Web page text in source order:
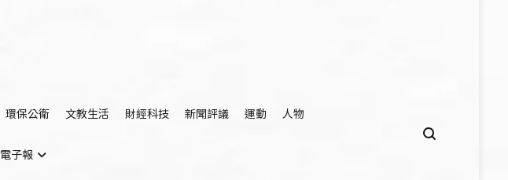
環保公衛 文教生活 財經科技 新聞評議 運動 人物
電子報